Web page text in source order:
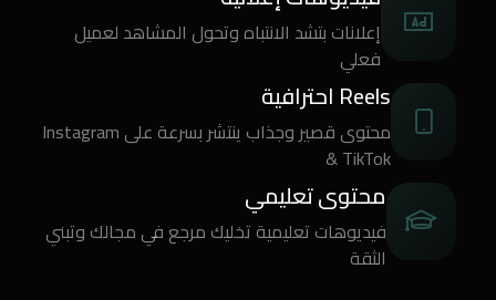
إعلانات بتشد الانتباه وتحول المشاهد لعميل
فعلي
Reels احترافية
محتوى قصير وجذاب ينتشر بسرعة على Instagram
& TikTok
محتوى تعليمي
فيديوهات تعليمية تخليك مرجع في مجالك وتبني
الثقة